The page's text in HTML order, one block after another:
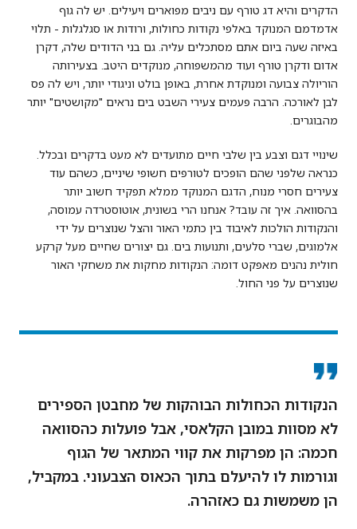
הדקרים והיא דג טורף עם ניבים מפוארים ויעילים. יש לה גוף
אדמדמם המנוקד באלפי נקודות כחולות, ורודות או סגלגלות - תלוי
באיזה שעה ביום אתם מסתכלים עליה. גם בני הדודים שלה, דקרן
אדום ודקרן טורף ועוד מהמשפוחה, מנוקדים היטב. בצעירותה
הוריולה צבועה ומנוקדת אחרת, באופן בולט וניגודי יותר, ויש לה פס
לבן לאורכה. הרבה פעמים צעירי השבט בים נראים "מקושטים" יותר
מהבוגרים.
שינויי דגם וצבע בין שלבי חיים מתועדים לא מעט בדקרים ובכלל.
כנראה שלפני שהם הופכים לטורפים חשופי שיניים, כשהם עוד
צעירים חסרי מנוח, הדגם המנוקד ממלא תפקיד חשוב יותר
בהסוואה. איך זה עובד? אנחנו הרי בשונית, אוטוסטרדה עמוסה,
והנקודות הולכות לאיבוד בין כתמי האור והצל שנוצרים על ידי
אלמוגים, שברי סלעים, ותנועות בים. גם יצורים שחיים מעל קרקע
חולית נהנים מאפקט דומה: הנקודות מחקות את משחקי האור
שנוצרים על פני החול.
הנקודות הכחולות הבוהקות של מחבטן הספירים
לא מסוות במובן הקלאסי, אבל פועלות כהסוואה
חכמה: הן מפרקות את קווי המתאר של הגוף
וגורמות לו להיעלם בתוך הכאוס הצבעוני. במקביל,
הן משמשות גם כאזהרה.